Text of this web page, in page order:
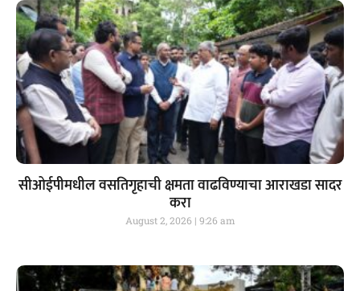
सीओईपीमधील वसतिगृहाची क्षमता वाढविण्याचा आराखडा सादर
करा
August 2, 2026 9:26 am